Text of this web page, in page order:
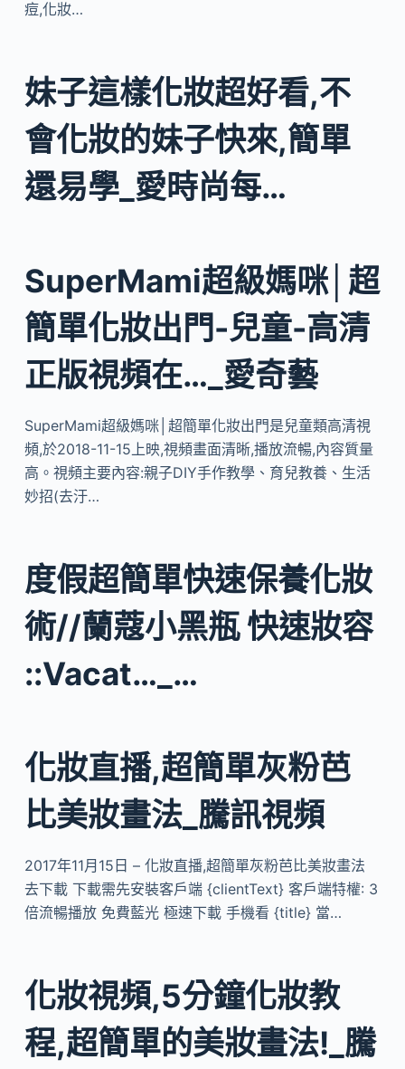
痘,化妝…
妹子這樣化妝超好看,不
會化妝的妹子快來,簡單
還易學_愛時尚每…
SuperMami超級媽咪│超
簡單化妝出門-兒童-高清
正版視頻在…_愛奇藝
SuperMami超級媽咪│超簡單化妝出門是兒童類高清視
頻,於2018-11-15上映,視頻畫面清晰,播放流暢,內容質量
高。視頻主要內容:親子DIY手作教學、育兒教養、生活
妙招(去汙…
度假超簡單快速保養化妝
術//蘭蔻小黑瓶 快速妝容
::Vacat…_…
化妝直播,超簡單灰粉芭
比美妝畫法_騰訊視頻
2017年11月15日 – 化妝直播,超簡單灰粉芭比美妝畫法
去下載 下載需先安裝客戶端 {clientText} 客戶端特權: 3
倍流暢播放 免費藍光 極速下載 手機看 {title} 當…
化妝視頻,5分鐘化妝教
程,超簡單的美妝畫法!_騰